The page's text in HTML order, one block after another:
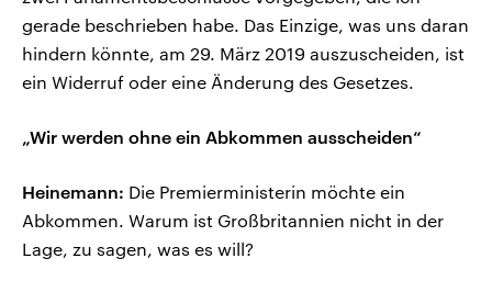
gerade beschrieben habe. Das Einzige, was uns daran
hindern könnte, am 29. März 2019 auszuscheiden, ist
ein Widerruf oder eine Änderung des Gesetzes.
„Wir werden ohne ein Abkommen ausscheiden“
Heinemann: Die Premierministerin möchte ein
Abkommen. Warum ist Großbritannien nicht in der
Lage, zu sagen, was es will?